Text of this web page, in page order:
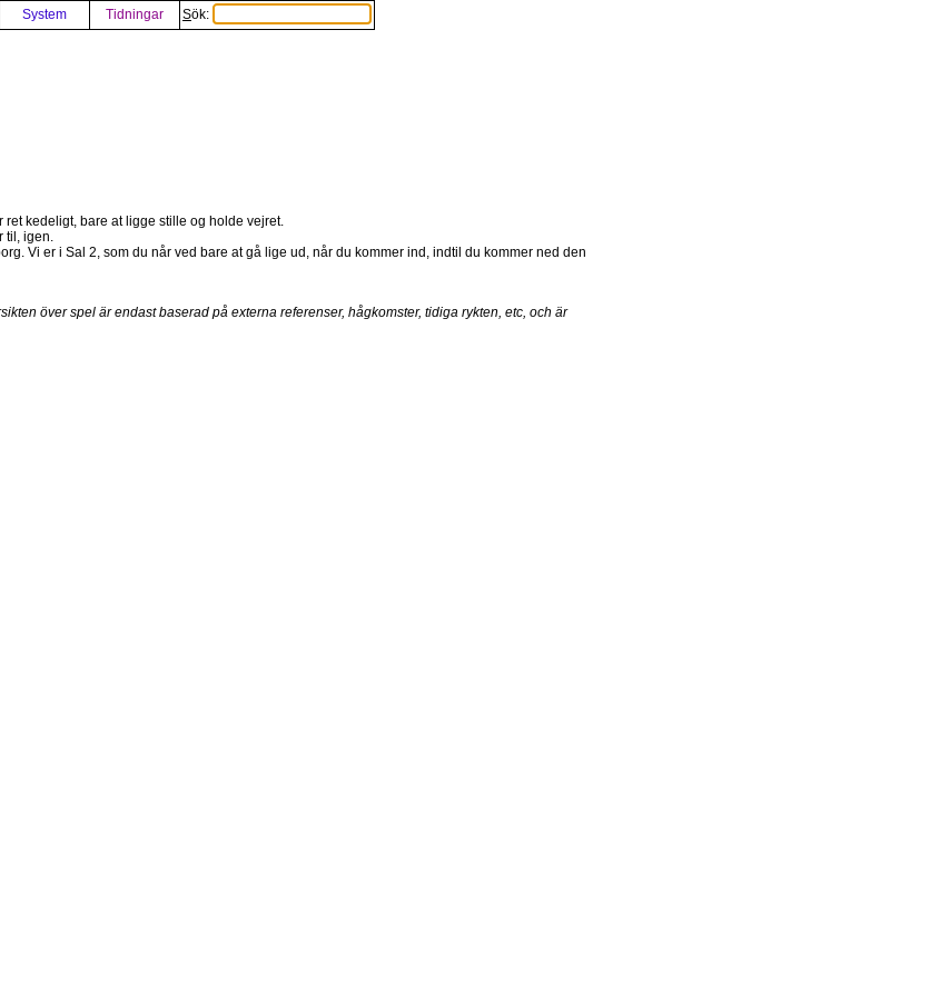
System Tidningar Sök:
kedeligt, bare at ligge stille og holde vejret.
til, igen.
Vi er i Sal 2, som du når ved bare at gå lige ud, når du kommer ind, indtil du kommer ned den
över spel är endast baserad på externa referenser, hågkomster, tidiga rykten, etc, och är